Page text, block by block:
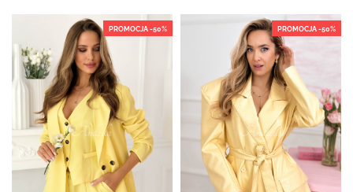
PROMOCJA -50% PROMOCJA -50%